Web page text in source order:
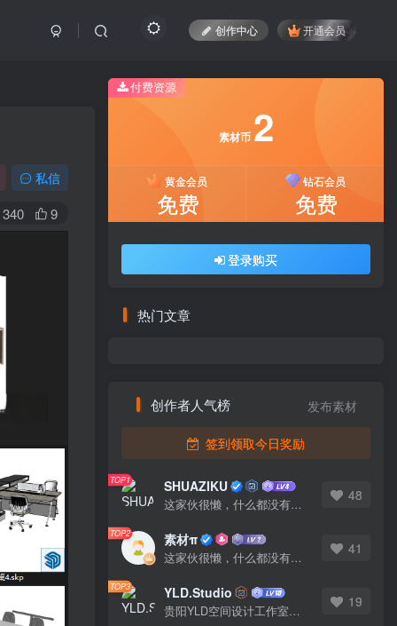
创作中心 开通会员
私信
340 9
付费资源
素材币 2
黄金会员
免费
钻石会员
免费
登录购买
热门文章
创作者人气榜 发布素材
签到领取今日奖励
TOP1 SHUAZIKU
这家伙很懒，什么都没有写...
48
TOP2 素材π
这家伙很懒，什么都没有写...
41
TOP3 YLD.Studio
贵阳YLD空间设计工作室，高端设计图库 ADVANCED CAD TEMPLATE 系列作者。联系邮箱：yld.studio@foxmail.com
19